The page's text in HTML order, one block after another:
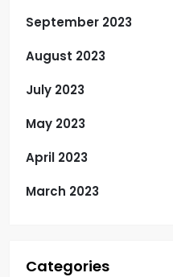
September 2023
August 2023
July 2023
May 2023
April 2023
March 2023
Categories